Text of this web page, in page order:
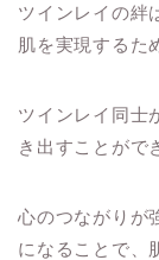
ツインレイの絆
肌を実現するた
ツインレイ同士
き出すことがで
心のつながりが
になることで、